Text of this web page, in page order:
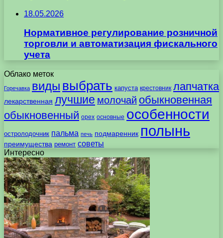
18.05.2026
Нормативное регулирование розничной
торговли и автоматизация фискального
учета
Облако меток
Горечавка виды выбрать капуста крестовник лапчатка
лекарственная лучшие молочай обыкновенная
обыкновенный орех основные особенности
остролодочник пальма печь подмаренник полынь
преимущества ремонт советы
Интересно